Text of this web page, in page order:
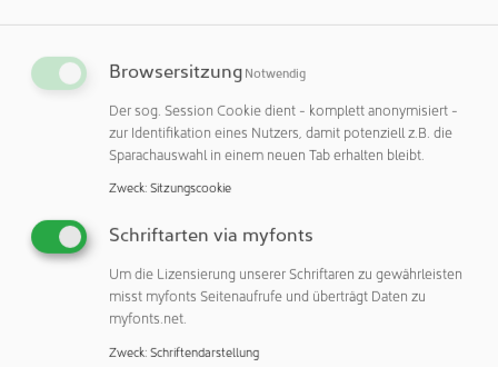
Was ist bei der Verwendung von Verpackungssystem zu
beachten?
Bei der Verwendung von Blisterautomaten ist im Vorfeld
mit dem jeweiligen Hersteller abzuklären, welche
Möglichkeiten zur Integration in ein Monitoringsystem
bestehen. Die meisten Hersteller stellen bei ihren
Störungen zur Verfügung, die dann in das
Monitoringsystem übernommen werden können.
Unit-Dose als Erweiterung eines bestehenden Reinraum-
Browsersitzung Notwendig
Der sog. Session Cookie dient - komplett anonymisiert -
zur Identifikation eines Nutzers, damit potenziell z.B. die
Sparachauswahl in einem neuen Tab erhalten bleibt.
Zweck: Sitzungscookie
Schriftarten via myfonts
Um die Lizensierung unserer Schriftaren zu gewährleisten
misst myfonts Seitenaufrufe und überträgt Daten zu
myfonts.net.
Zweck: Schriftendarstellung